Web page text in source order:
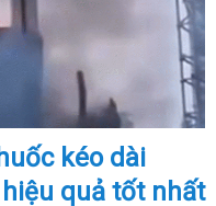
kéo dài
quả tốt nhất